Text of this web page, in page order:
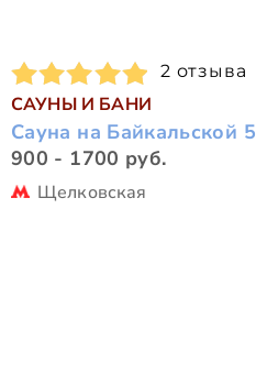
2 отзыва
САУНЫ И БАНИ
Сауна на Байкальской 5
900 - 1700 руб.
Щелковская